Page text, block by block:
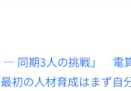
─ 同期3人の挑戦」 電
最初の人材育成はま